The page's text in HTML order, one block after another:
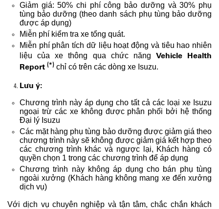
Giảm giá: 50% chi phí công bảo dưỡng và 30% phụ
tùng bảo dưỡng (theo danh sách phụ tùng bảo dưỡng
được áp dụng)
Miễn phí kiểm tra xe tổng quát.
Miễn phí phân tích dữ liệu hoạt động và tiêu hao nhiên
liệu của xe thông qua chức năng Vehicle Health
Report (*) chỉ có trên các dòng xe Isuzu.
Lưu ý:
Chương trình này áp dụng cho tất cả các loại xe Isuzu
ngoại trừ các xe không được phân phối bởi hệ thống
Đại lý Isuzu
Các mặt hàng phụ tùng bảo dưỡng được giảm giá theo
chương trình này sẽ không được giảm giá kết hợp theo
các chương trình khác và ngược lại, Khách hàng có
quyền chọn 1 trong các chương trình để áp dụng
Chương trình này không áp dụng cho bán phụ tùng
ngoài xưởng (Khách hàng không mang xe đến xưởng
dịch vụ)
Với dịch vụ chuyên nghiệp và tận tâm, chắc chắn khách